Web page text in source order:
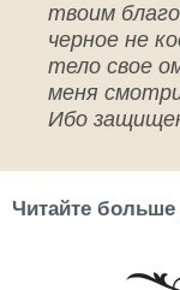
твоим
черное не
тело свое
меня
Ибо
Читайте больше